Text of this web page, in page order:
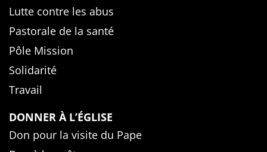
Lutte contre les abus
Pastorale de la santé
Pôle Mission
Solidarité
Travail
DONNER À L’ÉGLISE
Don pour la visite du Pape